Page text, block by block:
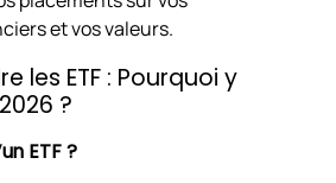
et vos valeurs.
les ETF : Pourquoi y
?
ETF ?